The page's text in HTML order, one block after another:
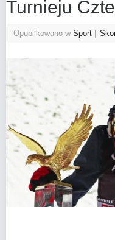
Turnieju
Opublikowano w Sport